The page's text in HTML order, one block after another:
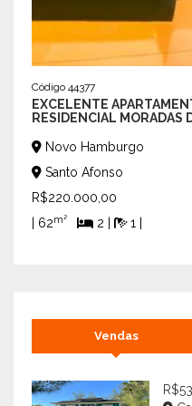
Código 44377
EXCELENTE
RESIDENCIAL MORADAS
Novo Hamburgo
Santo Afonso
R$220.000,00
| 62m² 2 | 1 |
Vendas